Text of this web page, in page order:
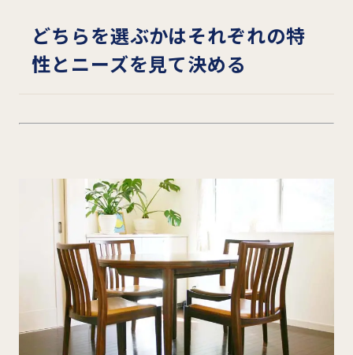
どちらを選ぶかはそれぞれの特
性とニーズを見て決める